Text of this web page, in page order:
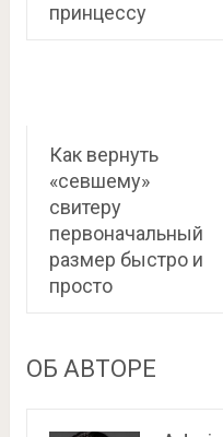
принцессу
Как вернуть
«севшему»
свитеру
первоначальный
размер быстро и
просто
ОБ АВТОРЕ